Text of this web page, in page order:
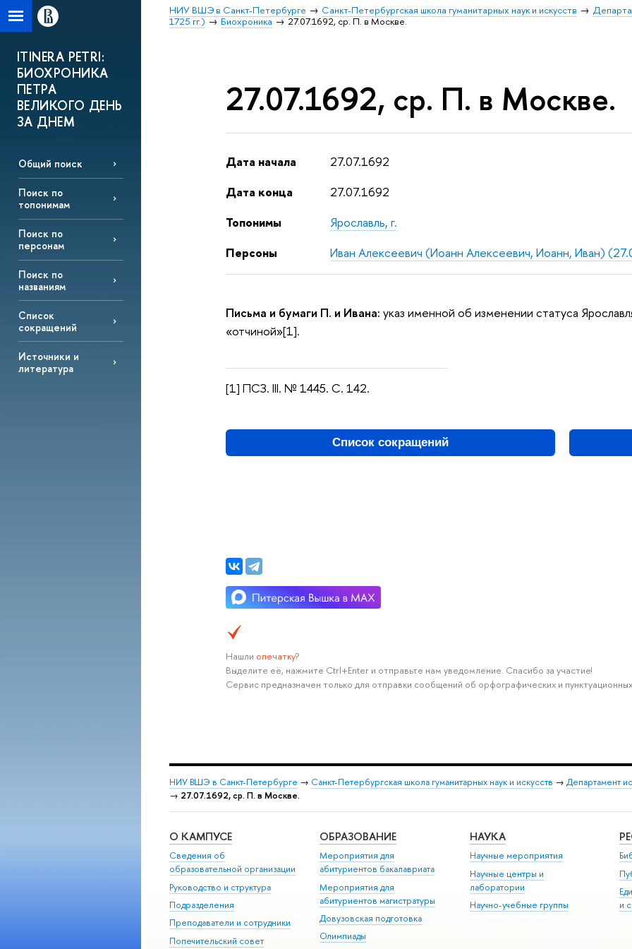
НИУ ВШЭ в Санкт-Петербурге Санкт-Петербургская школа гуманитарных наук и искусств
1725 гг.)
Биохроника 27.07.1692, ср. П. в Москве.
ITINERA PETRI:
БИОХРОНИКА
ПЕТРА
ВЕЛИКОГО ДЕНЬ
ЗА ДНЕМ
Общий поиск
Поиск по
топонимам
Поиск по
персонам
Поиск по
названиям
Список
сокращений
Источники и
литература
27.07.1692, ср. П. в Москве.
Дата начала
27.07.1692
Дата конца
27.07.1692
Топонимы
Ярославль, г.
Персоны
Иван Алексеевич (Иоанн Алексеевич, Иоанн, Иван)
Письма и бумаги П. и Ивана: указ именной об изменении статуса
«отчиной»[1].
[1] ПСЗ. III. № 1445. С. 142.
Список сокращений
Нашли опечатку?
Выделите её, нажмите Ctrl+Enter и отправьте нам уведомление. Спасибо за участие!
Сервис предназначен только для отправки сообщений об орфографических и
НИУ ВШЭ в Санкт-Петербурге → Санкт-Петербургская школа гуманитарных наук и искусств → Департамент
→ 27.07.1692, ср. П. в Москве.
О КАМПУСЕ
Сведения об
образовательной организации
Руководство и структура
Подразделения
Преподаватели и сотрудники
Попечительский совет
ОБРАЗОВАНИЕ
Мероприятия для
абитуриентов бакалавриата
Мероприятия для
абитуриентов магистратуры
Довузовская подготовка
Олимпиады
НАУКА
Научные мероприятия
Научные центры и
лаборатории
Научно-учебные группы
и